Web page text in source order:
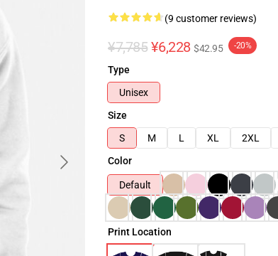
(9 customer reviews)
¥7,785 ¥6,228 $42.95 -20%
Type
Unisex
Size
S
M L XL 2XL
Color
Default
Print Location